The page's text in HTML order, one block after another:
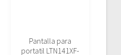
Pantalla para
portatil LTN141XF-